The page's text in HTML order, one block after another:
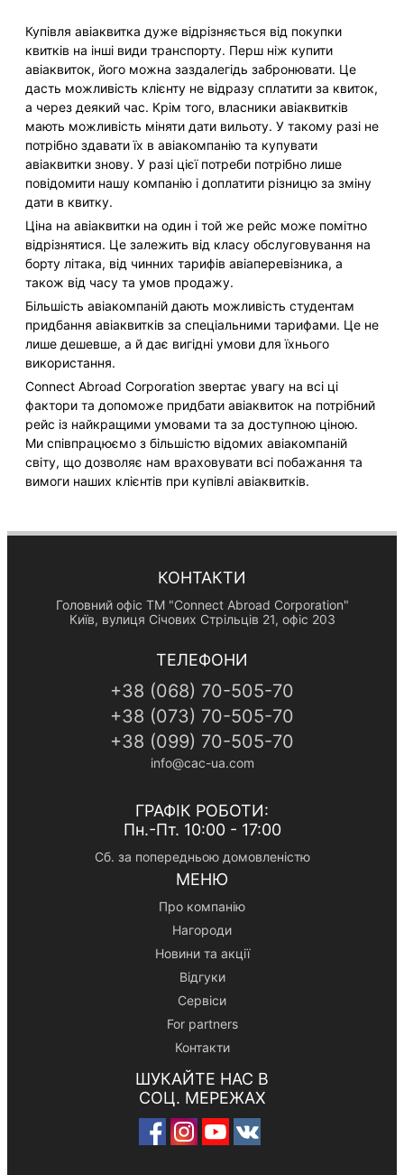
Купівля авіаквитка дуже відрізняється від покупки
квитків на інші види транспорту. Перш ніж купити
авіаквиток, його можна заздалегідь забронювати. Це
дасть можливість клієнту не відразу сплатити за квиток,
а через деякий час. Крім того, власники авіаквитків
мають можливість міняти дати вильоту. У такому разі не
потрібно здавати їх в авіакомпанію та купувати
авіаквитки знову. У разі цієї потреби потрібно лише
повідомити нашу компанію і доплатити різницю за зміну
дати в квитку.
Ціна на авіаквитки на один і той же рейс може помітно
відрізнятися. Це залежить від класу обслуговування на
борту літака, від чинних тарифів авіаперевізника, а
також від часу та умов продажу.
Більшість авіакомпаній дають можливість студентам
придбання авіаквитків за спеціальними тарифами. Це не
лише дешевше, а й дає вигідні умови для їхнього
використання.
Connect Abroad Corporation звертає увагу на всі ці
фактори та допоможе придбати авіаквиток на потрібний
рейс із найкращими умовами та за доступною ціною.
Ми співпрацюємо з більшістю відомих авіакомпаній
світу, що дозволяє нам враховувати всі побажання та
вимоги наших клієнтів при купівлі авіаквитків.
КОНТАКТИ
Головний офіс TM "Connect Abroad Corporation"
Київ, вулиця Січових Стрільців 21, офіс 203
ТЕЛЕФОНИ
+38 (068) 70-505-70
+38 (073) 70-505-70
+38 (099) 70-505-70
info@cac-ua.com
ГРАФІК РОБОТИ:
Пн.-Пт. 10:00 - 17:00
Сб. за попередньою домовленістю
МЕНЮ
Про компанію
Нагороди
Новини та акції
Відгуки
Сервіси
For partners
Контакти
ШУКАЙТЕ НАС В
СОЦ. МЕРЕЖАХ